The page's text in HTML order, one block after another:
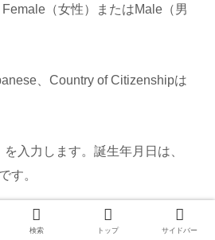
（女性）またはMale（男
、Country of Citizenshipは
入力します。誕生年月日は、
す。
電話番号、メールアドレスを入力
検索 トップ サイドバー